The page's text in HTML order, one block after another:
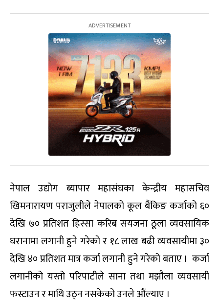
नेपाल उद्योग ब्यापार महासंघका केन्द्रीय महासचिव
खिमनारायण पराजुलीले नेपालको कूल बैंकिङ कर्जाको ६०
देखि ७० प्रतिशत हिस्सा करिब सयजना ठूला व्यवसायिक
घरानामा लगानी हुने गरेको र १८ लाख बढी व्यवसायीमा ३०
देखि ४० प्रतिशत मात्र कर्जा लगानी हुने गरेको बताए । कर्जा
लगानीको यस्तो परिपाटीले साना तथा मझौला व्यवसायी
फस्टाउन र माथि उठ्न नसकेको उनले औंल्याए ।